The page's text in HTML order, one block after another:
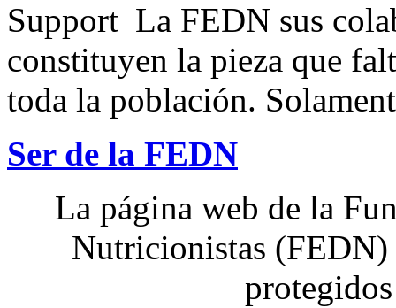
La FEDN sus
constituyen la pieza que
toda la población.
Ser de la FEDN
La página web de la
Nutricionistas (FEDN)